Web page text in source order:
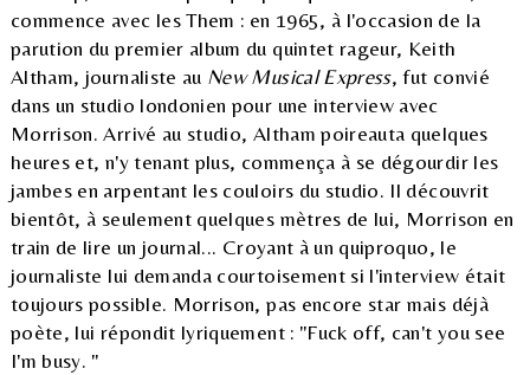
commence avec les Them : en 1965, à l'occasion de la
parution du premier album du quintet rageur, Keith
Altham, journaliste au New Musical Express, fut convié
dans un studio londonien pour une interview avec
Morrison. Arrivé au studio, Altham poireauta quelques
heures et, n'y tenant plus, commença à se dégourdir les
jambes en arpentant les couloirs du studio. Il découvrit
bientôt, à seulement quelques mètres de lui, Morrison en
train de lire un journal... Croyant à un quiproquo, le
journaliste lui demanda courtoisement si l'interview était
toujours possible. Morrison, pas encore star mais déjà
poète, lui répondit lyriquement : "Fuck off, can't you see
I'm busy. "